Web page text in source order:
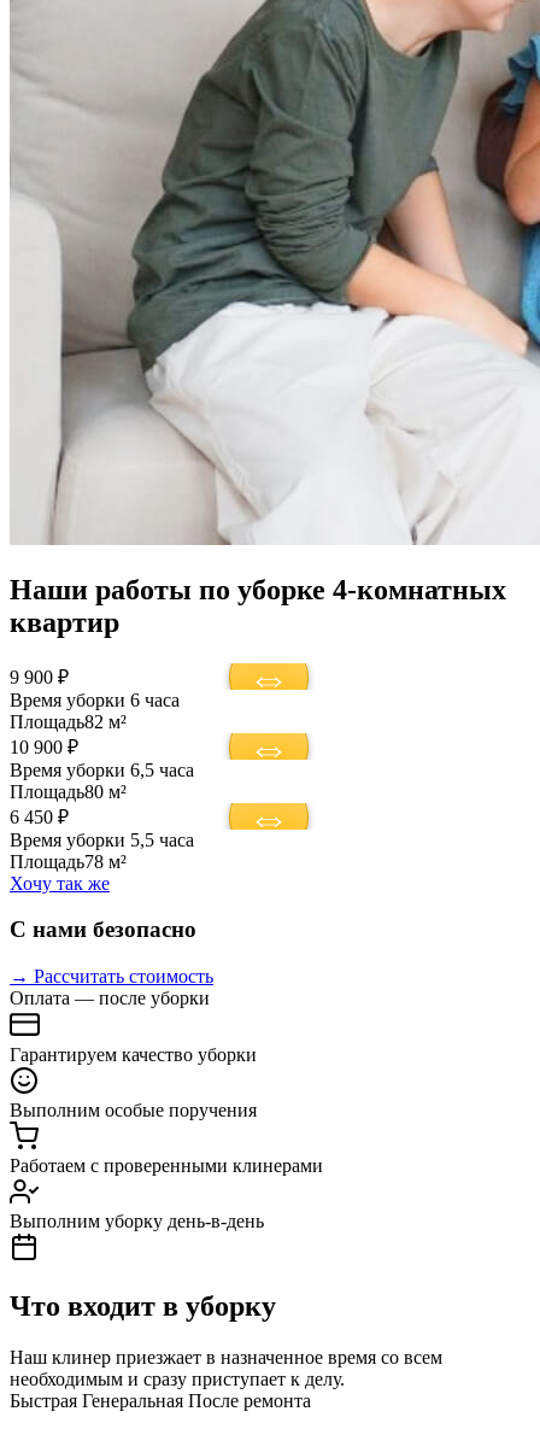
Наши работы по уборке 4-комнатных
квартир
9 900 ₽
Время уборки 6 часа
Площадь82 м²
10 900 ₽
Время уборки 6,5 часа
Площадь80 м²
6 450 ₽
Время уборки 5,5 часа
Площадь78 м²
Хочу так же
С нами безопасно
→ Рассчитать стоимость
Оплата — после уборки
Гарантируем качество уборки
Выполним особые поручения
Работаем с проверенными клинерами
Выполним уборку день-в-день
Что входит в уборку
Наш клинер приезжает в назначенное время со всем
необходимым и сразу приступает к делу.
Быстрая Генеральная После ремонта